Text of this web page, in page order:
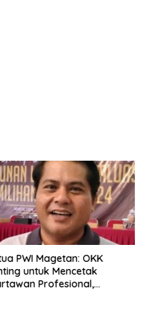
PWI Magetan: OKK
untuk Mencetak
Profesional,